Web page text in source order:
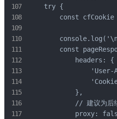
    try {
const
const
            headers: {
            },
// 建议为后
proxy: